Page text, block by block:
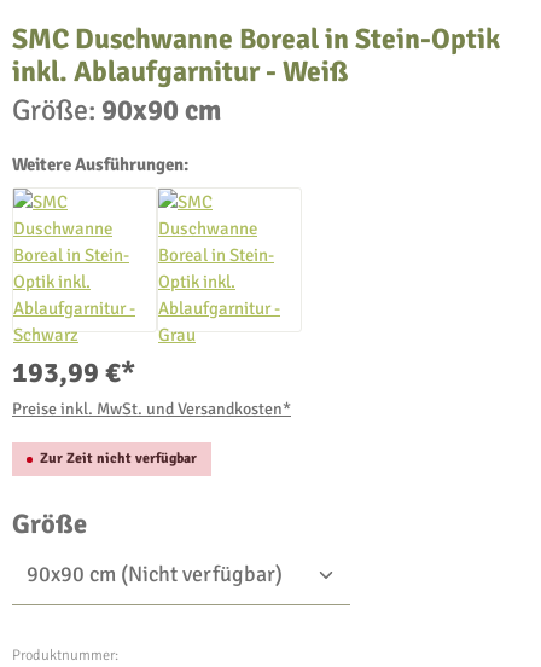
SMC Duschwanne Boreal in Stein-Optik
inkl. Ablaufgarnitur - Weiß
Größe: 90x90 cm
Weitere Ausführungen:
193,99 €*
Preise inkl. MwSt. und Versandkosten*
Zur Zeit nicht verfügbar
Größeauswählen
Produktnummer: